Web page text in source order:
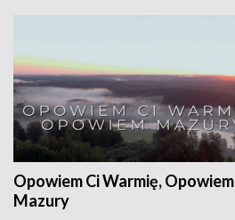
Opowiem Ci Warmię, Opowiem
Mazury